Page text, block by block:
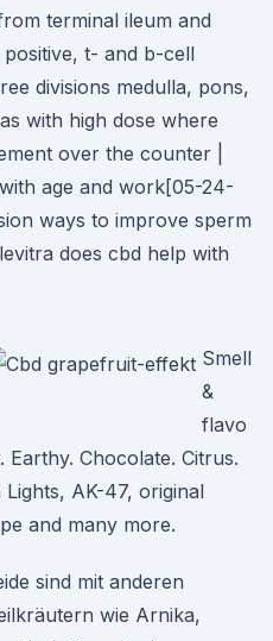
terminal ileum and
t- and b-cell
divisions medulla, pons,
with high dose where
over the counter |
age and work[05-24-
ways to improve sperm
does cbd help with
Smell
&
flavo
Earthy. Chocolate. Citrus.
AK-47, original
and many more.
sind mit anderen
wie Arnika,